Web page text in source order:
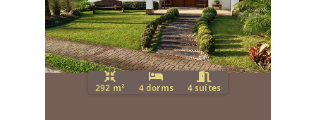
292 m² 4 dorms 4 suítes